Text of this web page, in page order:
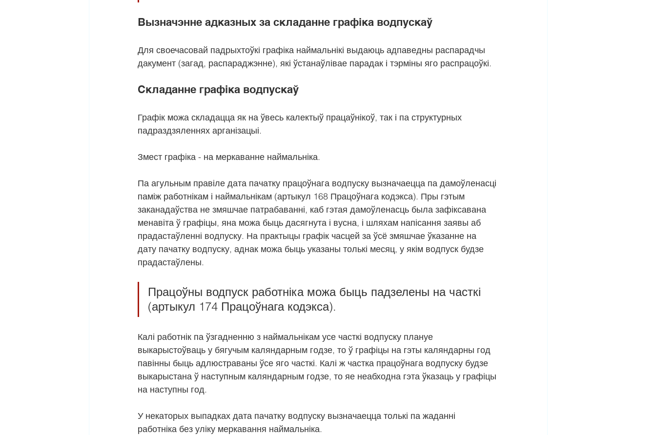
Вызначэнне адказных за складанне графіка водпускаў
Для своечасовай падрыхтоўкі графіка наймальнікі выдаюць адпаведны распарадчы
дакумент (загад, распараджэнне), які ўстанаўлівае парадак і тэрміны яго распрацоўкі.
Складанне графіка водпускаў
Графік можа складацца як на ўвесь калектыў працаўнікоў, так і па структурных
падраздзяленнях арганізацыі.
Змест графіка - на меркаванне наймальніка.
Па агульным правіле дата пачатку працоўнага водпуску вызначаецца па дамоўленасці
паміж работнікам і наймальнікам (артыкул 168 Працоўнага кодэкса). Пры гэтым
заканадаўства не змяшчае патрабаванні, каб гэтая дамоўленасць была зафіксавана
менавіта ў графіцы, яна можа быць дасягнута і вусна, і шляхам напісання заявы аб
прадастаўленні водпуску. На практыцы графік часцей за ўсё змяшчае ўказанне на
дату пачатку водпуску, аднак можа быць указаны толькі месяц, у якім водпуск будзе
прадастаўлены.
Працоўны водпуск работніка можа быць падзелены на часткі
(артыкул 174 Працоўнага кодэкса).
Калі работнік па ўзгадненню з наймальнікам усе часткі водпуску плануе
выкарыстоўваць у бягучым каляндарным годзе, то ў графіцы на гэты каляндарны год
павінны быць адлюстраваны ўсе яго часткі. Калі ж частка працоўнага водпуску будзе
выкарыстана ў наступным каляндарным годзе, то яе неабходна гэта ўказаць у графіцы
на наступны год.
У некаторых выпадках дата пачатку водпуску вызначаецца толькі па жаданні
работніка без уліку меркавання наймальніка.